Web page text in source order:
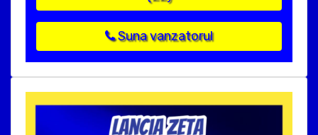
Suna vanzatorul